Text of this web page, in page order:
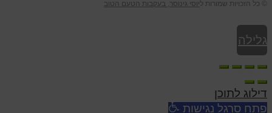
© כל הזכויות שמורות ליוסי גינוסר, בעקבות הטעם הטוב
גלילה
לראש
העמוד
דילוג לתוכן
פתח סרגל נגישות